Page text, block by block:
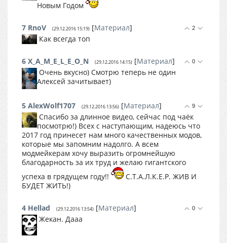
Новым Годом
2
7 RnoV (29.12.2016 15:19) [Материал]
Как всегда топ
0
6 X_A_M_E_L_E_O_N (29.12.2016 14:15) [Материал]
Очень вкусно) Смотрю теперь не один
Алексей зачитывает)
9
5 AlexWolf1707 (29.12.2016 13:56) [Материал]
Спасибо за длинное видео, сейчас под чаёк
посмотрю!) Всех с наступающим, надеюсь что
2017 год принесет нам много качественных модов,
которые мы запомним надолго. А всем
модмейкерам хочу выразить огромнейшую
благодарность за их труд и желаю гигантского
успеха в грядущем году!!
С.Т.А.Л.К.Е.Р. ЖИВ И
БУДЕТ ЖИТЬ!)
0
4 Hellad (29.12.2016 13:54) [Материал]
Жекан. Дааа